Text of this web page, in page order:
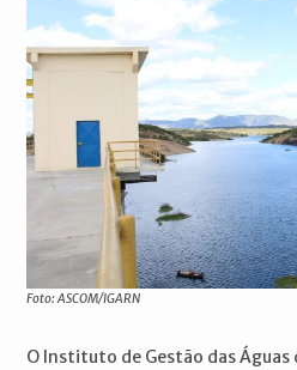
Foto: ASCOM/IGARN
O Instituto de Gestão das Águas